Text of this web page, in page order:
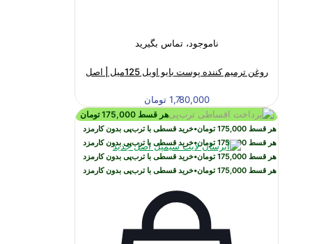
ناموجود، تماس بگیرید
روغن ترمیم کننده پوست بایو اویل 125میل | اصل
1,780,000 تومان
هر قسط175,000 تومان
هر قسط 175,000 تومان•خرید قسطی با ترب‌پی بدون کارمزد
هر قسط 175,000 تومان•خرید قسطی با ترب‌پی بدون کارمزد
هر قسط 175,000 تومان•خرید قسطی با ترب‌پی بدون کارمزد
هر قسط 175,000 تومان•خرید قسطی با ترب‌پی بدون کارمزد